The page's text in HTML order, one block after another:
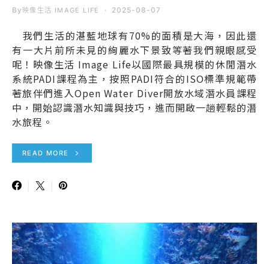
By 映像生活 IMAGE LIFE 2025-08-07
我們生活的湛藍地球有70%的面積是大海，因此還
有一大片前所未見的絢麗水下景致等著我們親眼感受
呢！映像生活 Image Life以國際最具規模的休閒潛水
系統PADI課程為主，按照PADI符合的ISO標準規範帶
著旅伴們進入Open Water Diver開放水域潛水員課程
中，開始認識潛水知識與技巧，進而開啟一趟輕鬆的潛
水旅程。
READ MORE